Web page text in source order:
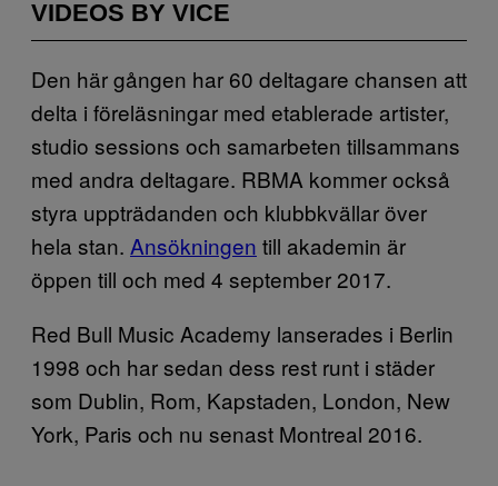
VIDEOS BY VICE
Den här gången har 60 deltagare chansen att
delta i föreläsningar med etablerade artister,
studio sessions och samarbeten tillsammans
med andra deltagare. RBMA kommer också
styra uppträdanden och klubbkvällar över
hela stan. Ansökningen till akademin är
öppen till och med 4 september 2017.
Red Bull Music Academy lanserades i Berlin
1998 och har sedan dess rest runt i städer
som Dublin, Rom, Kapstaden, London, New
York, Paris och nu senast Montreal 2016.